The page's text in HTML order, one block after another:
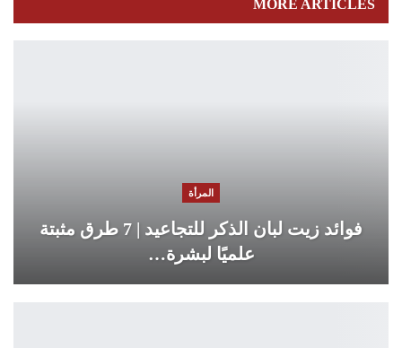
MORE ARTICLES
المرأة
فوائد زيت لبان الذكر للتجاعيد | 7 طرق مثبتة
علميًا لبشرة…